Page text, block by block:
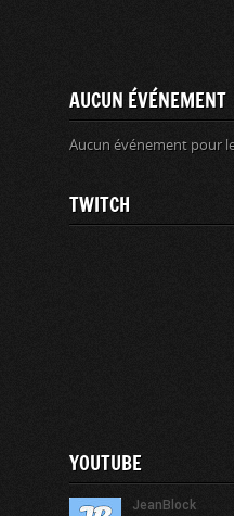
AUCUN ÉVÉNEMENT
Aucun événement pour
TWITCH
YOUTUBE